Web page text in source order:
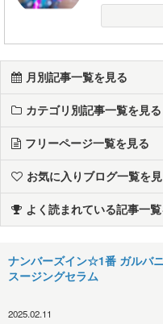
月別記事一覧を見る
カテゴリ別記事一覧を見る
フリーページ一覧を見る
お気に入りブログ一覧を
よく読まれている記事一
ナンバーズイン☆1番 ガルバ
スージングセラム
2025.02.11